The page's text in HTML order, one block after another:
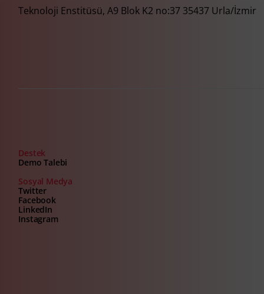
Teknoloji Enstitüsü, A9 Blok K2 no:37 35437 Urla/İzmir
Destek
Demo Talebi
Sosyal Medya
Twitter
Facebook
LinkedIn
Instagram